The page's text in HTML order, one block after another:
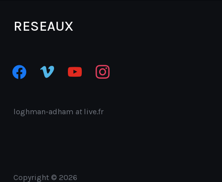
RESEAUX
facebookvimeo youtube instagram
loghman-adham atlive.fr
Copyright © 2026